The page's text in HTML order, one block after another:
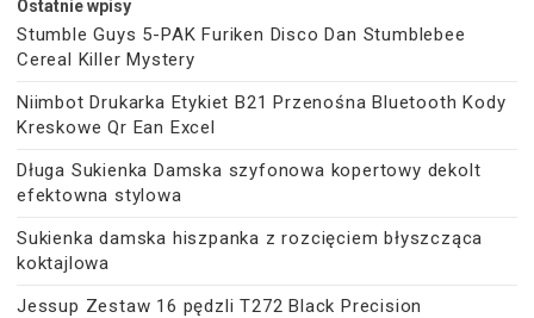
Ostatnie wpisy
Stumble Guys 5-PAK Furiken Disco Dan Stumblebee
Cereal Killer Mystery
Niimbot Drukarka Etykiet B21 Przenośna Bluetooth Kody
Kreskowe Qr Ean Excel
Długa Sukienka Damska szyfonowa kopertowy dekolt
efektowna stylowa
Sukienka damska hiszpanka z rozcięciem błyszcząca
koktajlowa
Jessup Zestaw 16 pędzli T272 Black Precision